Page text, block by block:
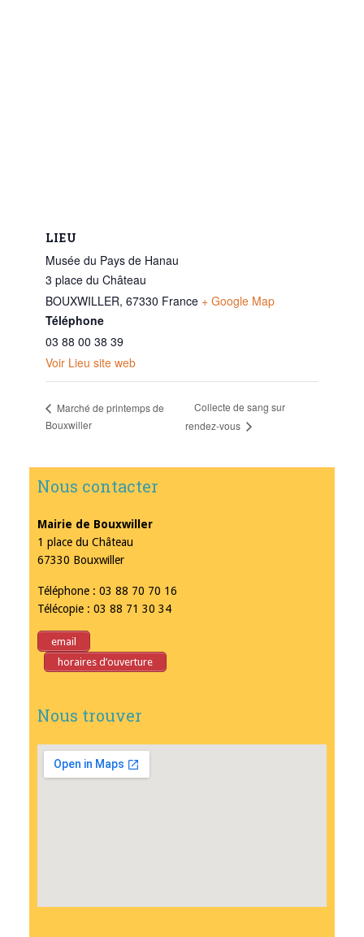
LIEU
Musée du Pays de Hanau
3 place du Château
BOUXWILLER, 67330 France + Google Map
Téléphone
03 88 00 38 39
Voir Lieu site web
Marché de printemps de
Bouxwiller
Collecte de sang sur
rendez-vous
Nous contacter
Mairie de Bouxwiller
1 place du Château
67330 Bouxwiller
Téléphone : 03 88 70 70 16
Télécopie : 03 88 71 30 34
email
horaires d’ouverture
Nous trouver